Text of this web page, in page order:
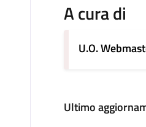
A cura di
U.O.
Ultimo